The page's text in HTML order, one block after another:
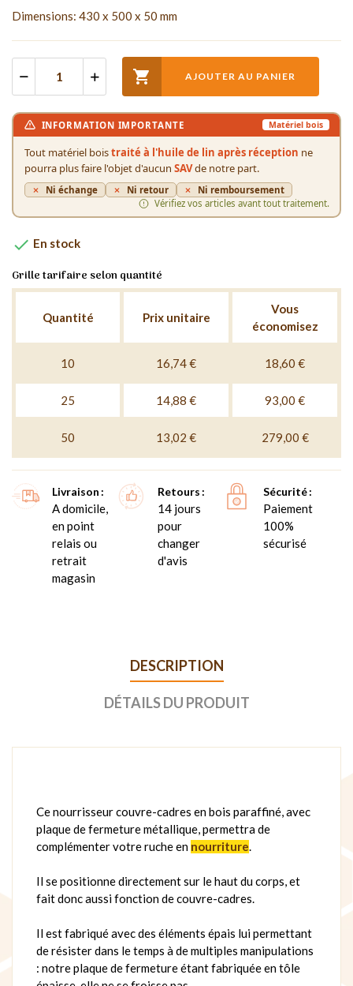
Dimensions: 430 x 500 x 50 mm
 AJOUTER AU PANIER
INFORMATION IMPORTANTE Matériel bois
Tout matériel boistraité à l'huile de lin après réception ne
pourra plus faire l'objet d'aucun SAVde notre part.
Ni échange Ni retour
Ni remboursement
Vérifiez vos articles avant tout traitement.
 En stock
Grille tarifaire selon quantité
Quantité Prix unitaire
Vous
économisez
10 16,74 € 18,60 €
25 14,88 € 93,00 €
50 13,02 € 279,00 €
Livraison
A domicile,
en point
relais ou
retrait
magasin
Retours
14 jours
pour
changer
d'avis
Sécurité
Paiement
100%
sécurisé
DESCRIPTION
DÉTAILS DU PRODUIT
Ce nourrisseur couvre-cadres en bois paraffiné, avec
plaque de fermeture métallique, permettra de
complémenter votre ruche en nourriture.
Il se positionne directement sur le haut du corps, et
fait donc aussi fonction de couvre-cadres.
Il est fabriqué avec des éléments épais lui permettant
de résister dans le temps à de multiples manipulations
: notre plaque de fermeture étant fabriquée en tôle